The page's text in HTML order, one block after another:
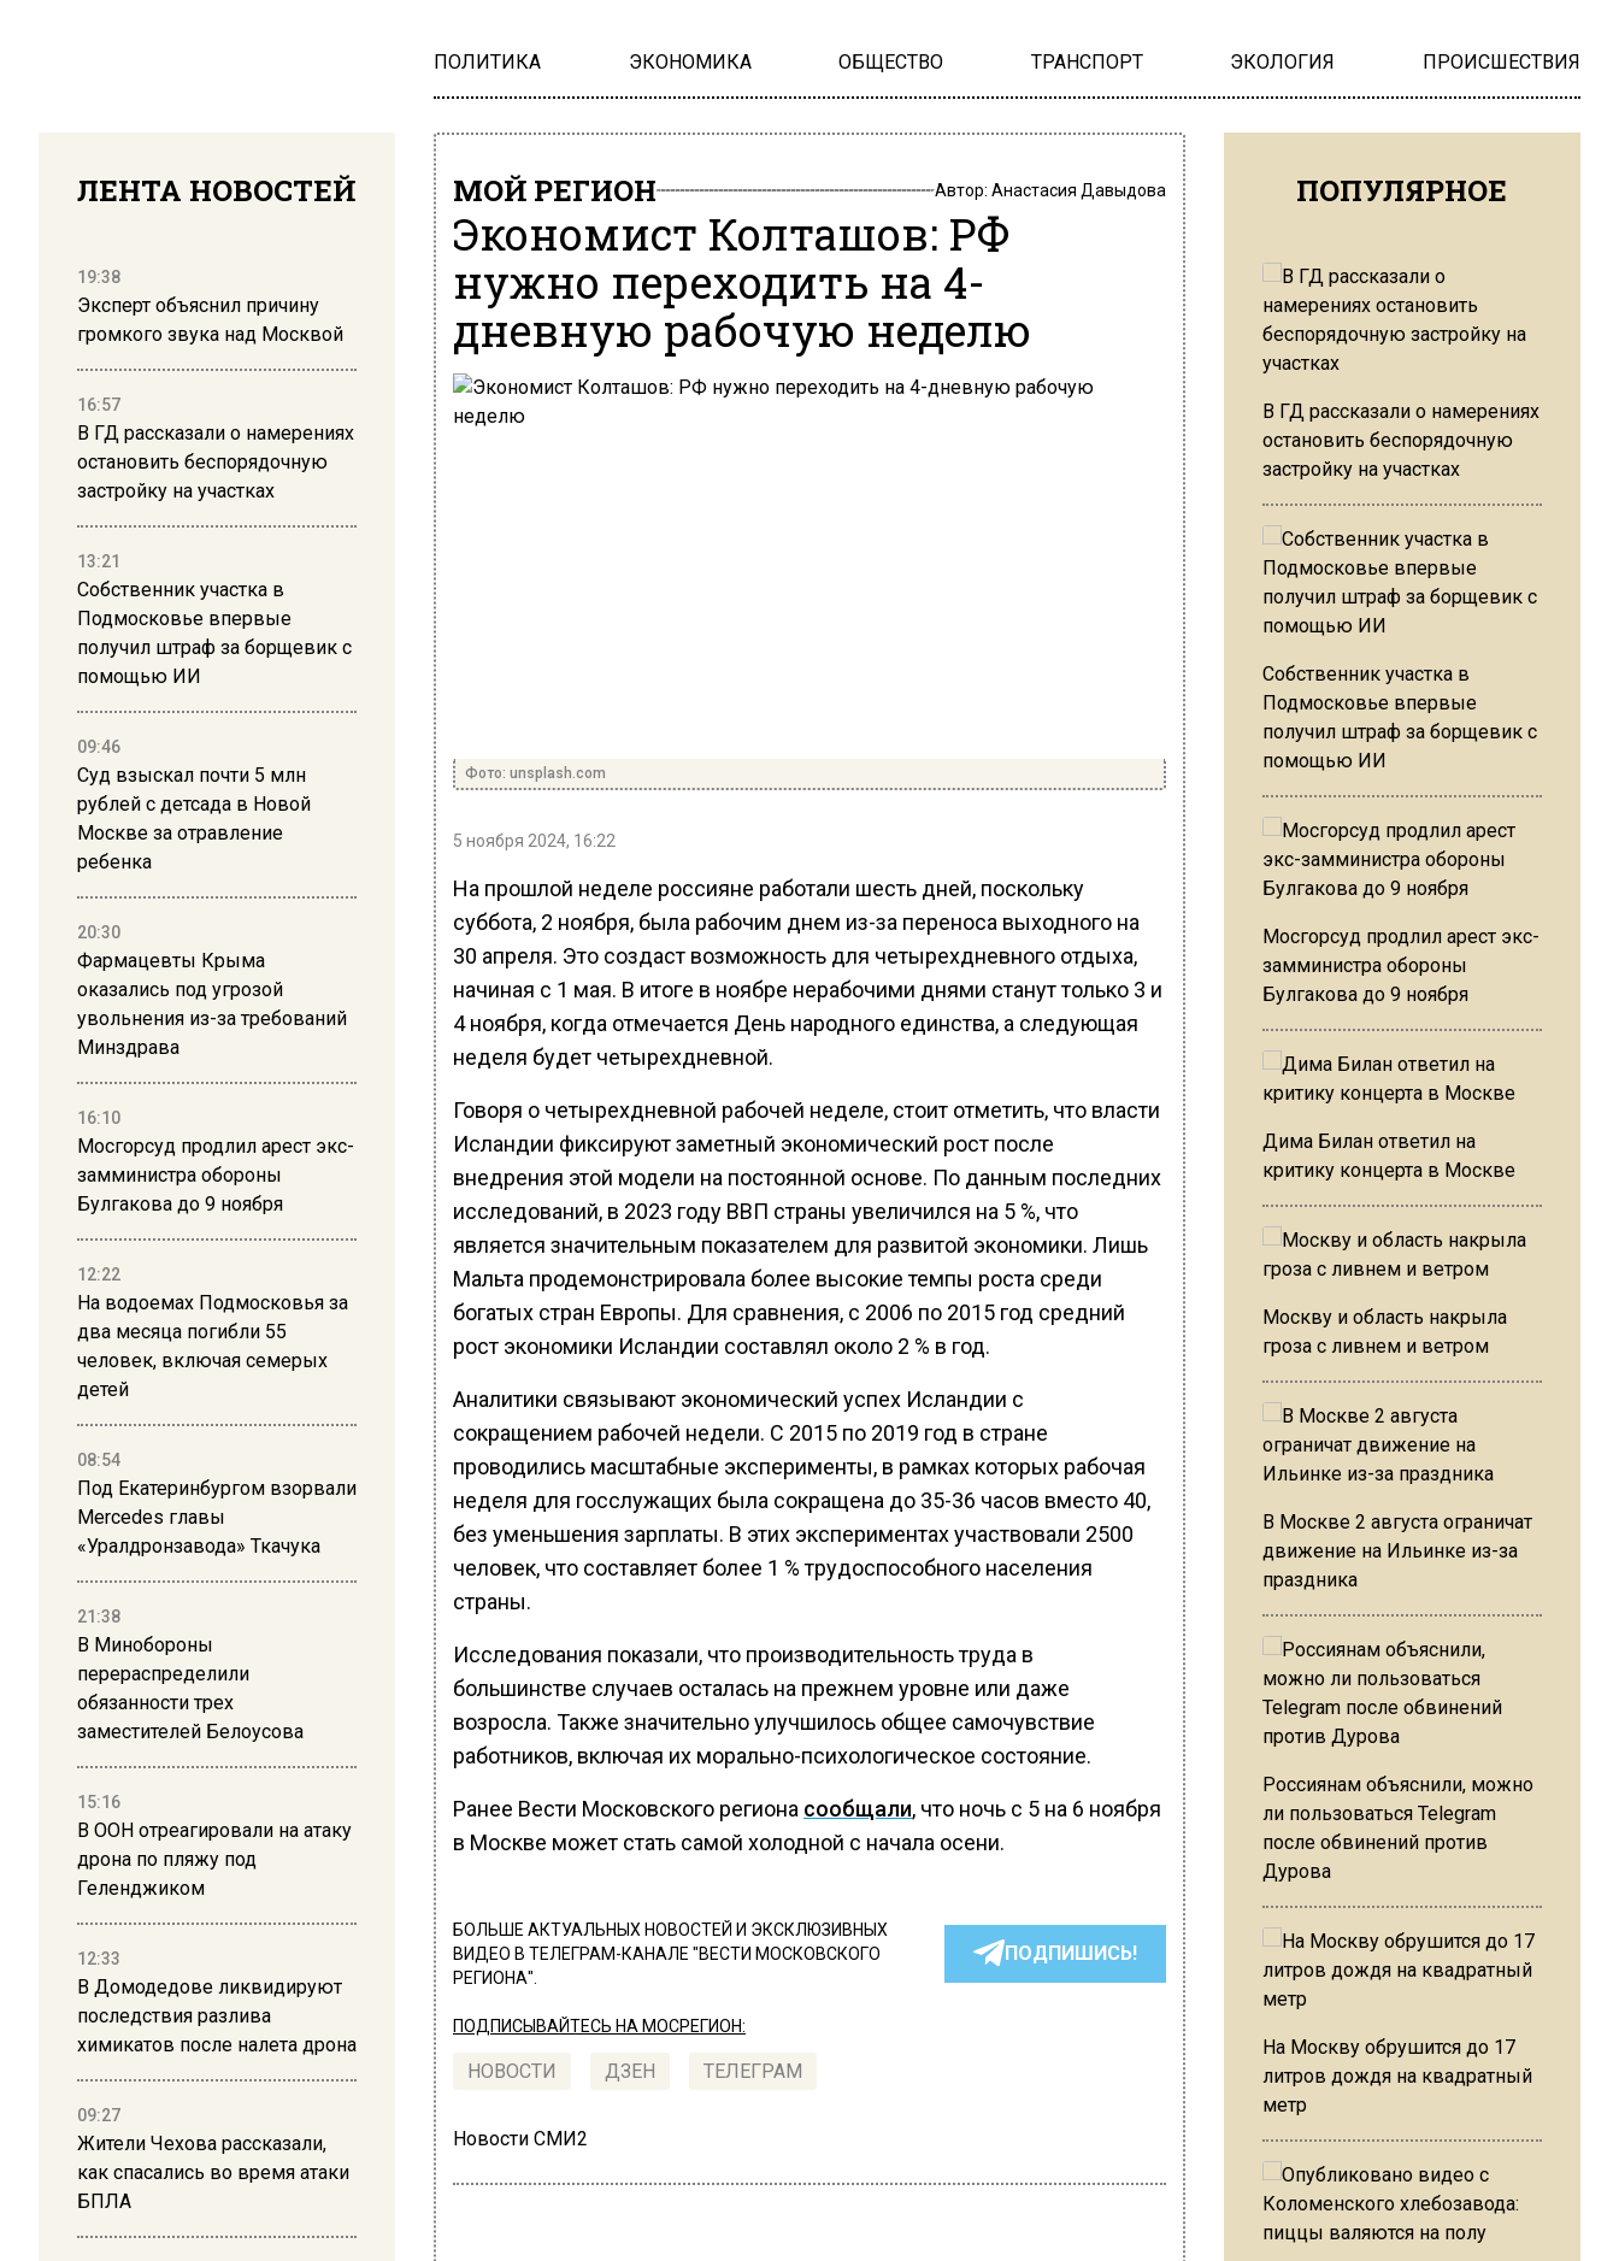
ПОЛИТИКА ЭКОНОМИКА ОБЩЕСТВО ТРАНСПОРТ ЭКОЛОГИЯ ПРОИСШЕСТВИЯ
ЛЕНТА НОВОСТЕЙ
19:38
Эксперт объяснил причину
громкого звука над Москвой
16:57
В ГД рассказали о намерениях
остановить беспорядочную
застройку на участках
13:21
Собственник участка в
Подмосковье впервые
получил штраф за борщевик с
помощью ИИ
09:46
Суд взыскал почти 5 млн
рублей с детсада в Новой
Москве за отравление
ребенка
20:30
Фармацевты Крыма
оказались под угрозой
увольнения из-за требований
Минздрава
16:10
Мосгорсуд продлил арест экс-
замминистра обороны
Булгакова до 9 ноября
12:22
На водоемах Подмосковья за
два месяца погибли 55
человек, включая семерых
детей
08:54
Под Екатеринбургом взорвали
Mercedes главы
«Уралдронзавода» Ткачука
21:38
В Минобороны
перераспределили
обязанности трех
заместителей Белоусова
15:16
В ООН отреагировали на атаку
дрона по пляжу под
Геленджиком
12:33
В Домодедове ликвидируют
последствия разлива
химикатов после налета дрона
09:27
Жители Чехова рассказали,
как спасались во время атаки
БПЛА
МОЙ РЕГИОН Автор: Анастасия Давыдова
Экономист Колташов: РФ
нужно переходить на 4-
дневную рабочую неделю
Фото: unsplash.com
5 ноября 2024, 16:22
На прошлой неделе россияне работали шесть дней, поскольку
суббота, 2 ноября, была рабочим днем из-за переноса выходного на
30 апреля. Это создаст возможность для четырехдневного отдыха,
начиная с 1 мая. В итоге в ноябре нерабочими днями станут только 3 и
4 ноября, когда отмечается День народного единства, а следующая
неделя будет четырехдневной.
Говоря о четырехдневной рабочей неделе, стоит отметить, что власти
Исландии фиксируют заметный экономический рост после
внедрения этой модели на постоянной основе. По данным последних
исследований, в 2023 году ВВП страны увеличился на 5 %, что
является значительным показателем для развитой экономики. Лишь
Мальта продемонстрировала более высокие темпы роста среди
богатых стран Европы. Для сравнения, с 2006 по 2015 год средний
рост экономики Исландии составлял около 2 % в год.
Аналитики связывают экономический успех Исландии с
сокращением рабочей недели. С 2015 по 2019 год в стране
проводились масштабные эксперименты, в рамках которых рабочая
неделя для госслужащих была сокращена до 35-36 часов вместо 40,
без уменьшения зарплаты. В этих экспериментах участвовали 2500
человек, что составляет более 1 % трудоспособного населения
страны.
Исследования показали, что производительность труда в
большинстве случаев осталась на прежнем уровне или даже
возросла. Также значительно улучшилось общее самочувствие
работников, включая их морально-психологическое состояние.
Ранее Вести Московского региона сообщали, что ночь с 5 на 6 ноября
в Москве может стать самой холодной с начала осени.
БОЛЬШЕ АКТУАЛЬНЫХ НОВОСТЕЙ И ЭКСКЛЮЗИВНЫХ
ВИДЕО В ТЕЛЕГРАМ-КАНАЛЕ "ВЕСТИ МОСКОВСКОГО
РЕГИОНА".
ПОДПИШИСЬ!
ПОДПИСЫВАЙТЕСЬ НА МОСРЕГИОН:
НОВОСТИ ДЗЕН ТЕЛЕГРАМ
Новости СМИ2
ПОПУЛЯРНОЕ
В ГД рассказали о намерениях
остановить беспорядочную
застройку на участках
Собственник участка в
Подмосковье впервые
получил штраф за борщевик с
помощью ИИ
Мосгорсуд продлил арест экс-
замминистра обороны
Булгакова до 9 ноября
Дима Билан ответил на
критику концерта в Москве
Москву и область накрыла
гроза с ливнем и ветром
В Москве 2 августа ограничат
движение на Ильинке из-за
праздника
Россиянам объяснили, можно
ли пользоваться Telegram
после обвинений против
Дурова
На Москву обрушится до 17
литров дождя на квадратный
метр